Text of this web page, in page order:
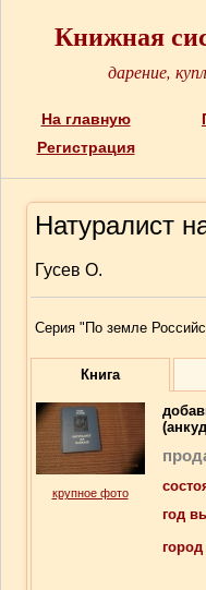
Книжная
дарение,
На главную
Регистрация
Натуралист
Гусев О.
Серия "По земле
Книга
крупное фото
год
город